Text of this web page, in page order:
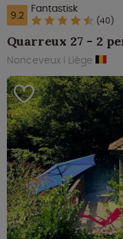
9.2 Fantastisk
(40)
Quarreux 27 - 2
Nonceveux i Liège